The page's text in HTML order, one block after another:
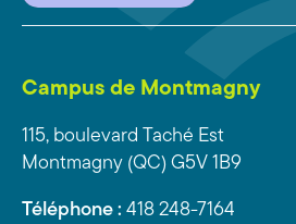
Campus de Montmagny
115, boulevard Taché Est
Montmagny (QC) G5V 1B9
Téléphone : 418 248-7164